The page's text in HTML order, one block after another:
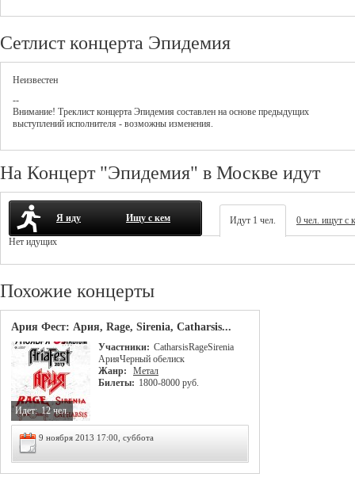
Сетлист концерта Эпидемия
Неизвестен
--
Внимание! Треклист концерта Эпидемия составлен на основе предыдущих
выступлений исполнителя - возможны изменения.
На Концерт "Эпидемия" в Москве идут
Я иду Ищу с кем Идут 1 чел.
0 чел. ищут с
Нет идущих
Похожие концерты
Ария Фест: Ария, Rage, Sirenia, Catharsis...
Участники: CatharsisRageSirenia
АрияЧерный обелиск
Жанр:
Метал
Билеты: 1800-8000 руб.
Идет: 12 чел.
9 ноября 2013 17:00, суббота